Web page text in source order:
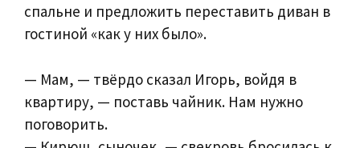
спальне и предложить переставить диван в
гостиной «как у них было».
— Мам, — твёрдо сказал Игорь, войдя в
квартиру, — поставь чайник. Нам нужно
поговорить.